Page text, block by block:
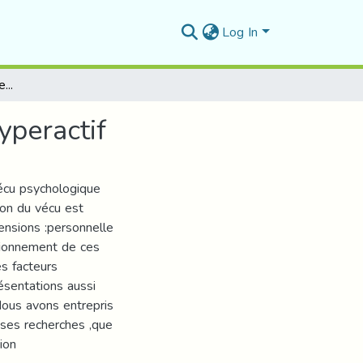
Log In
Le Vecu Psychologique De La Mere De L’enfant Hyperactif
psychologique
du vécu est
:personnelle
de ces
facteurs
aussi
avons entrepris
recherches ,que